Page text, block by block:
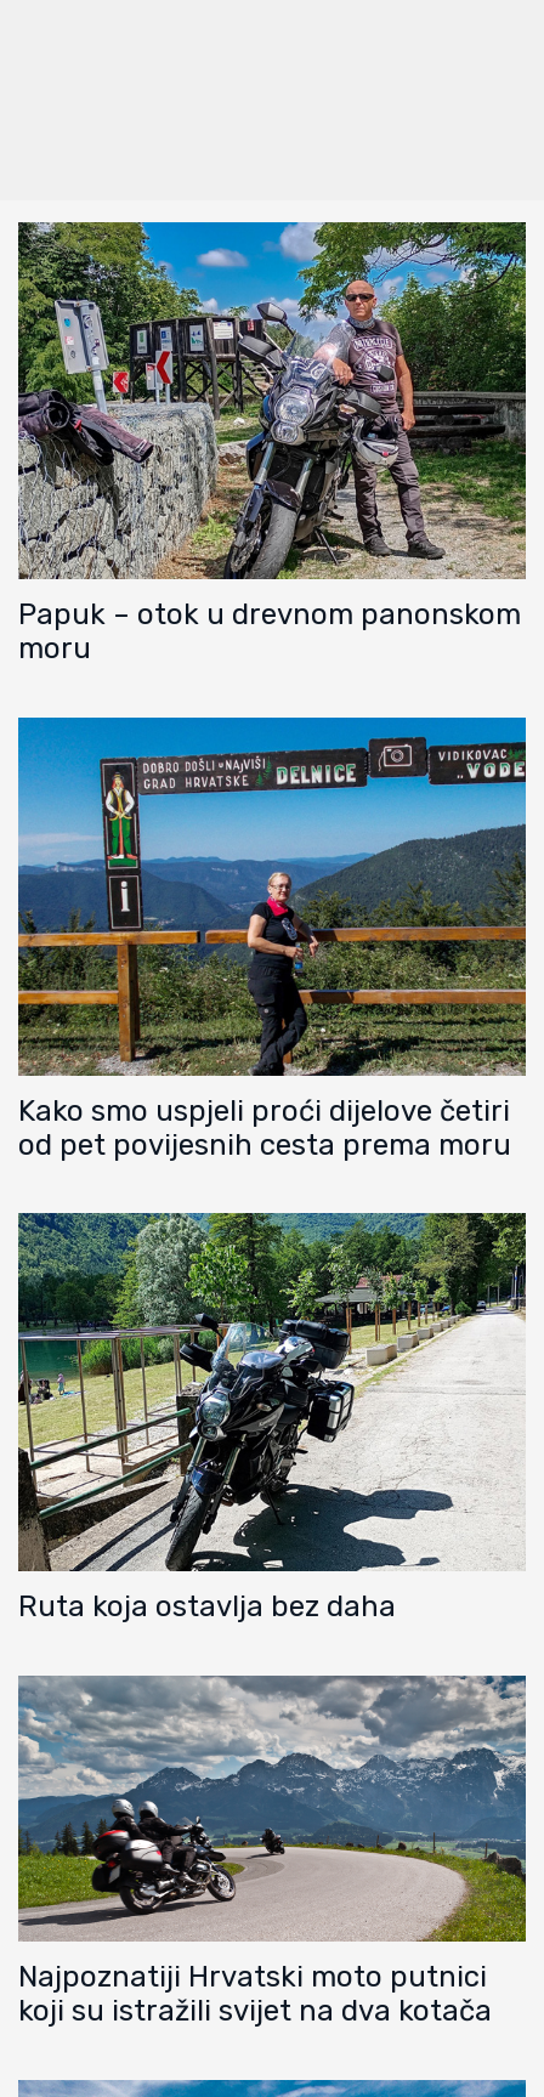
Papuk – otok u drevnom panonskom
moru
Kako smo uspjeli proći dijelove četiri
od pet povijesnih cesta prema moru
Ruta koja ostavlja bez daha
Najpoznatiji Hrvatski moto putnici
koji su istražili svijet na dva kotača